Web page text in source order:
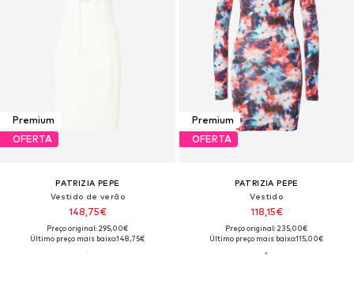
Premium
OFERTA
PATRIZIA PEPE
Vestido de verão
148,75€
Preço original: 295,00€
Último preço mais baixo:148,75€
Premium
OFERTA
PATRIZIA PEPE
Vestido
118,15€
Preço original: 235,00€
Último preço mais baixo:115,00€